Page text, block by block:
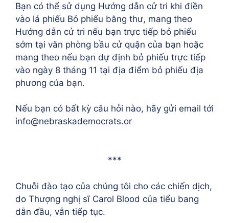
Bạn có thể sử dụng Hướng dẫn cử tri khi điền
vào lá phiếu Bỏ phiếu bằng thư, mang theo
Hướng dẫn cử tri nếu bạn trực tiếp bỏ phiếu
sớm tại văn phòng bầu cử quận của bạn hoặc
mang theo nếu bạn dự định bỏ phiếu trực tiếp
vào ngày 8 tháng 11 tại địa điểm bỏ phiếu địa
phương của bạn.
Nếu bạn có bất kỳ câu hỏi nào, hãy gửi email tới
info@nebraskademocrats.or
***
Chuỗi đào tạo của chúng tôi cho các chiến dịch,
do Thượng nghị sĩ Carol Blood của tiểu bang
dẫn đầu, vẫn tiếp tục.